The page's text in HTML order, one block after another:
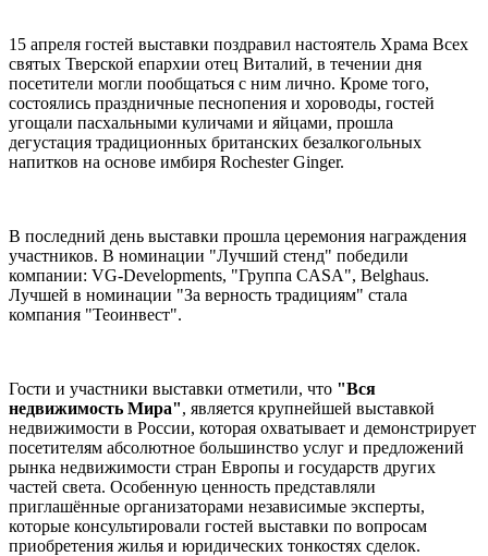
15 апреля гостей выставки поздравил настоятель Храма Всех
святых Тверской епархии отец Виталий, в течении дня
посетители могли пообщаться с ним лично. Кроме того,
состоялись праздничные песнопения и хороводы, гостей
угощали пасхальными куличами и яйцами, прошла
дегустация традиционных британских безалкогольных
напитков на основе имбиря Rochester Ginger.
В последний день выставки прошла церемония награждения
участников. В номинации "Лучший стенд" победили
компании: VG-Developments, "Группа CASA", Belghaus.
Лучшей в номинации "За верность традициям" стала
компания "Теоинвест".
Гости и участники выставки отметили, что "Вся
недвижимость Мира", является крупнейшей выставкой
недвижимости в России, которая охватывает и демонстрирует
посетителям абсолютное большинство услуг и предложений
рынка недвижимости стран Европы и государств других
частей света. Особенную ценность представляли
приглашённые организаторами независимые эксперты,
которые консультировали гостей выставки по вопросам
приобретения жилья и юридических тонкостях сделок.